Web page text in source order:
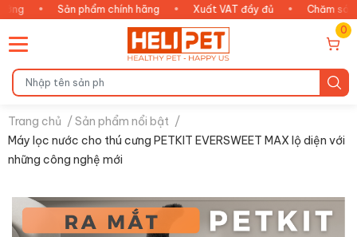
Sản phẩm chính hãng • Xuất VAT đầy đủ •
Chăm sóc thông
0
Trang chủ /Sản phẩm nổi bật /
Máy lọc nước cho thú cưng PETKIT EVERSWEET MAX lộ diện với
những công nghệ mới